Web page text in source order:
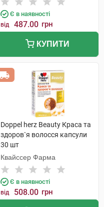
Є в наявності
від 487.00 грн
КУПИТИ
Doppel herz Beauty Краса та
здоров`я волосся капсули
30 шт
Квайссер Фарма
Є в наявності
від 508.00 грн